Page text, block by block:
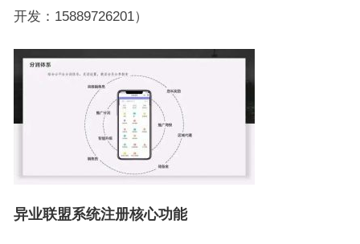
开发：15889726201）
异业联盟系统注册核心功能